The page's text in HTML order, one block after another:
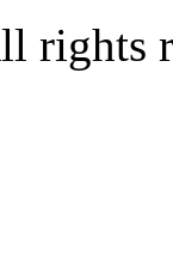
rights